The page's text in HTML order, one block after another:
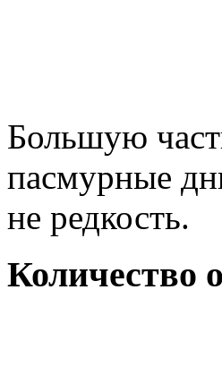
Большую
пасмурные
не редкость.
Количество